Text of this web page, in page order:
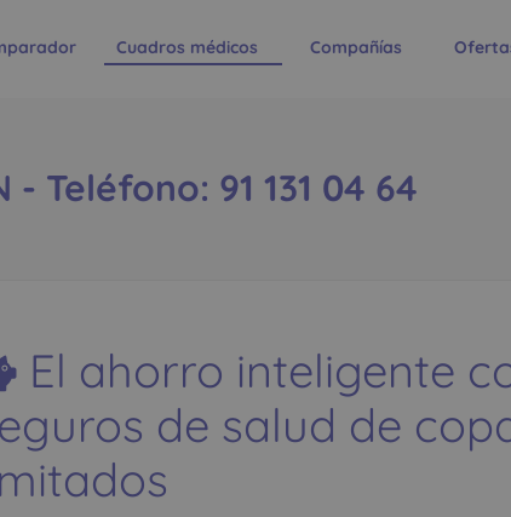
Cuadros médicos Compañías
- Teléfono: 91 131 04 64
El ahorro inteligente
de salud de